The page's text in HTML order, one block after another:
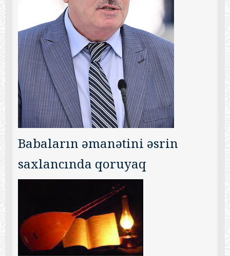
Babaların əmanətini əsrin
saxlancında qoruyaq